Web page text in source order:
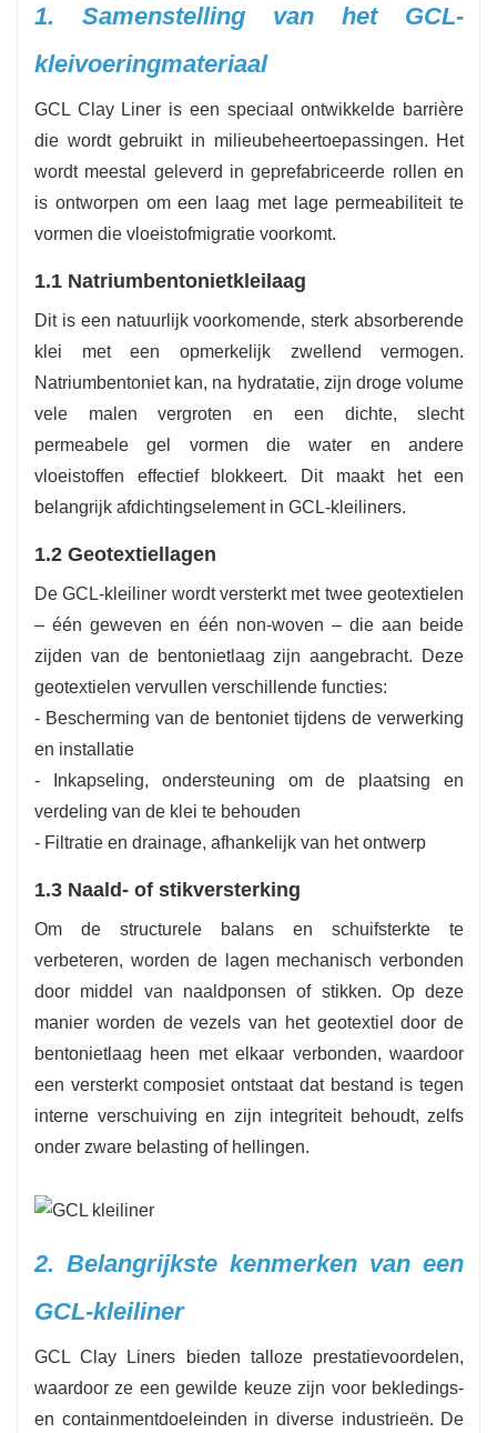
-Kosteneffectief：Lagere instel- en doekkosten
1. Samenstelling van het GCL-
kleivoeringmateriaal
GCL Clay Liner is een speciaal ontwikkelde barrière
die wordt gebruikt in milieubeheertoepassingen. Het
wordt meestal geleverd in geprefabriceerde rollen en
is ontworpen om een laag met lage permeabiliteit te
vormen die vloeistofmigratie voorkomt.
1.1 Natriumbentonietkleilaag
Dit is een natuurlijk voorkomende, sterk absorberende
klei met een opmerkelijk zwellend vermogen.
Natriumbentoniet kan, na hydratatie, zijn droge volume
vele malen vergroten en een dichte, slecht
permeabele gel vormen die water en andere
vloeistoffen effectief blokkeert. Dit maakt het een
belangrijk afdichtingselement in GCL-kleiliners.
1.2 Geotextiellagen
De GCL-kleiliner wordt versterkt met twee geotextielen
– één geweven en één non-woven – die aan beide
zijden van de bentonietlaag zijn aangebracht. Deze
geotextielen vervullen verschillende functies:
- Bescherming van de bentoniet tijdens de verwerking
en installatie
- Inkapseling, ondersteuning om de plaatsing en
verdeling van de klei te behouden
- Filtratie en drainage, afhankelijk van het ontwerp
1.3 Naald- of stikversterking
Om de structurele balans en schuifsterkte te
verbeteren, worden de lagen mechanisch verbonden
door middel van naaldponsen of stikken. Op deze
manier worden de vezels van het geotextiel door de
bentonietlaag heen met elkaar verbonden, waardoor
een versterkt composiet ontstaat dat bestand is tegen
interne verschuiving en zijn integriteit behoudt, zelfs
onder zware belasting of hellingen.
2. Belangrijkste kenmerken van een
GCL-kleiliner
GCL Clay Liners bieden talloze prestatievoordelen,
waardoor ze een gewilde keuze zijn voor bekledings-
en containmentdoeleinden in diverse industrieën. De